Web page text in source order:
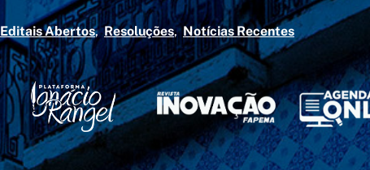
Editais Abertos Resoluções Notícias Recentes